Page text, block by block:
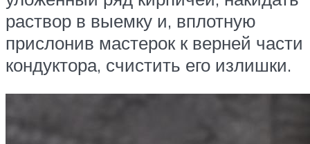
раствор в выемку и, вплотную
прислонив мастерок к верней части
кондуктора, счистить его излишки.